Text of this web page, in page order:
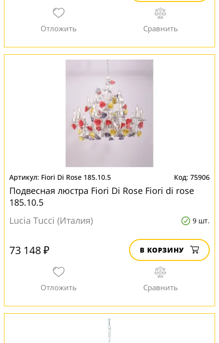
Fiori Di Rose 185.10.5 75906
Подвесная люстра Fiori Di Rose Fiori di rose
185.10.5
Lucia Tucci (Италия)
9 шт.
73 148 ₽ В КОРЗИНУ